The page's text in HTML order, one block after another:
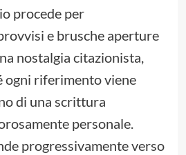
procede per
e brusche aperture
nostalgia citazionista,
ogni riferimento viene
di una scrittura
personale.
progressivamente verso